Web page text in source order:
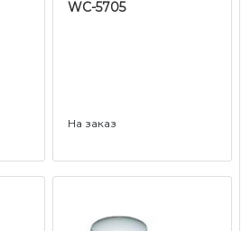
WC-5705
На заказ